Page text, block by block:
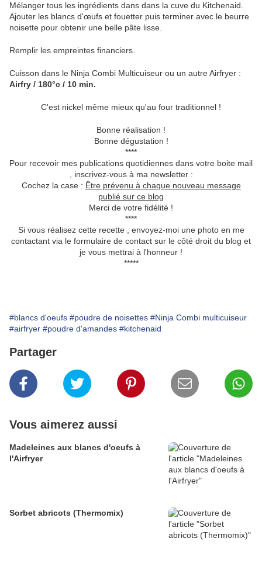
Mélanger tous les ingrédients dans dans la cuve du Kitchenaid.
Ajouter les blancs d'œufs et fouetter puis terminer avec le beurre
noisette pour obtenir une belle pâte lisse.
Remplir les empreintes financiers.
Cuisson dans le Ninja Combi Multicuiseur ou un autre Airfryer :
Airfry / 180°c / 10 min.
C'est nickel même mieux qu'au four traditionnel !
Bonne réalisation !
Bonne dégustation !
****
Pour recevoir mes publications quotidiennes dans votre boite mail
, inscrivez-vous à ma newsletter :
Cochez la case : Être prévenu à chaque nouveau message
publié sur ce blog
Merci de votre fidélité !
****
Si vous réalisez cette recette , envoyez-moi une photo en me
contactant via le formulaire de contact sur le côté droit du blog et
je vous mettrai à l'honneur !
*****
#blancs d'oeufs #poudre de noisettes #Ninja Combi multicuiseur
#airfryer #poudre d'amandes #kitchenaid
Partager
Vous aimerez aussi
Madeleines aux blancs d'oeufs à
l'Airfryer
Sorbet abricots (Thermomix)